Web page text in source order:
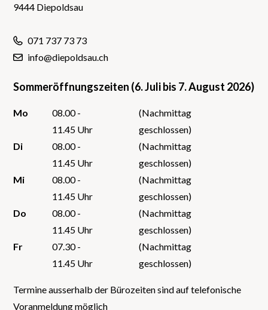
9444 Diepoldsau
071 737 73 73
info@diepoldsau.ch
Sommeröffnungszeiten (6. Juli bis 7. August 2026)
Mo
08.00 -
11.45 Uhr
(Nachmittag
geschlossen)
Di
08.00 -
11.45 Uhr
(Nachmittag
geschlossen)
Mi
08.00 -
11.45 Uhr
(Nachmittag
geschlossen)
Do
08.00 -
11.45 Uhr
(Nachmittag
geschlossen)
Fr
07.30 -
11.45 Uhr
(Nachmittag
geschlossen)
Termine ausserhalb der Bürozeiten sind auf telefonische
Voranmeldung möglich